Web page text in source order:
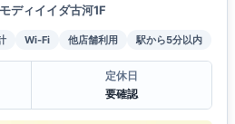
ディイイダ古河1F
Wi-Fi 他店舗利用 駅から5分以内
定休日
要確認